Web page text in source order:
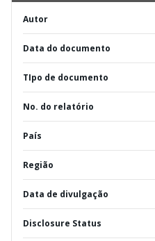
Autor
Data do documento
TIpo de documento
No. do relatório
País
Região
Data de divulgação
Disclosure Status